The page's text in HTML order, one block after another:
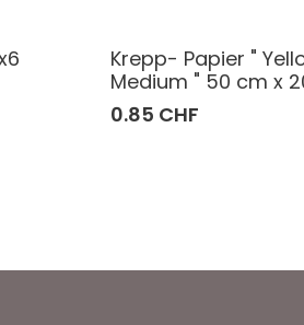
Krepp- Papier "
Medium " 50 cm x
0.85 CHF